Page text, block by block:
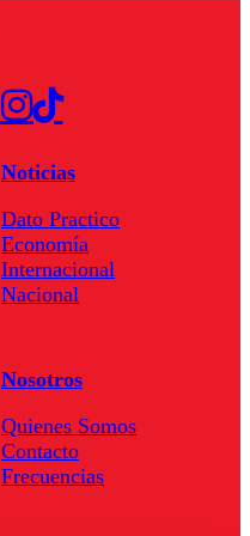
Noticias
Dato Practico
Economía
Internacional
Nacional
Nosotros
Quienes Somos
Contacto
Frecuencias